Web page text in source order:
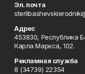
Эл. почта
Адрес
453830, Республика
Карла Маркса, 102.
Рекламная служба
8 (34739) 22354